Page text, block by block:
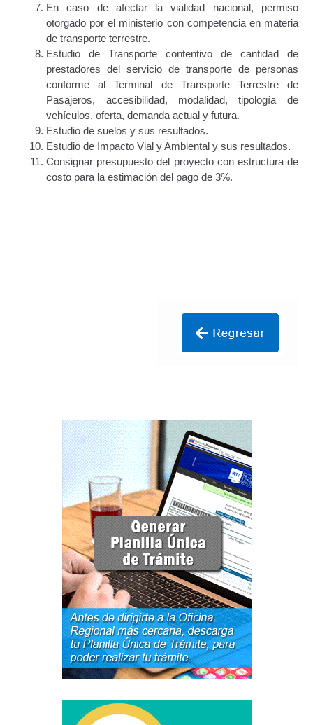
Estructura Organizativa del INTT
Homologación
Autorización de Circulación Para Unidades Que
Transportan Mercancía De Alto Riesgo.
Constancia De Cumplimiento Sobre Homologación
Para Vehículos Importados.
Constancia de cumplimiento sobre la composición
Registro de Empresas Fabricantes, Ensambladoras,
Carroceras, Importadoras, Distribuidoras y Talleres
Junta Directiva Old
Licencia para Conducir
Certificación de Datos de Licencia para Conducir.
Certificación de Datos para Efectos Consulares con
Apostilla Electrónica
Registro Original de Licencia para Conducir Cuarto
Grado (4°).
Registro Original de Licencia para Conducir Quinto
Grado (5°).
Registro Original de Licencia para Conducir
En caso de afectar la vialidad nacional, permiso
otorgado por el ministerio con competencia en materia
de transporte terrestre.
Estudio de Transporte contentivo de cantidad de
prestadores del servicio de transporte de personas
conforme al Terminal de Transporte Terrestre de
Pasajeros, accesibilidad, modalidad, tipología de
vehículos, oferta, demanda actual y futura.
Estudio de suelos y sus resultados.
Estudio de Impacto Vial y Ambiental y sus resultados.
Consignar presupuesto del proyecto con estructura de
costo para la estimación del pago de 3%.